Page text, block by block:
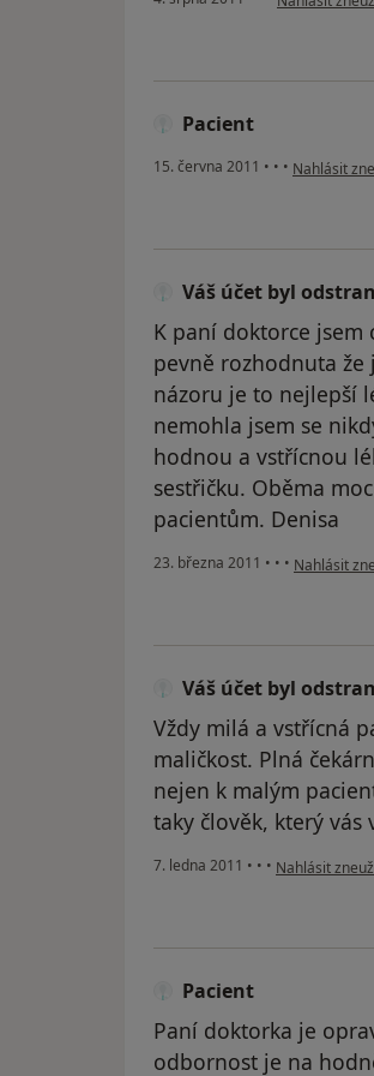
Pacient
15. června 2011 • • • podle
Nahlásit
Váš účet byl
K paní doktorce
pevně rozhodnuta
názoru je to nejlepší
nemohla jsem se
hodnou a vstřícnou
sestřičku. Oběma
pacientům. Denisa
23. března 2011 • • • podle
Nahlásit
Váš účet byl
Vždy milá a vstřícná
maličkost. Plná
nejen k malým
taky člověk, který
7. ledna 2011 • • • podle názoru
Nahlásit
Pacient
Paní doktorka je
odbornost je na